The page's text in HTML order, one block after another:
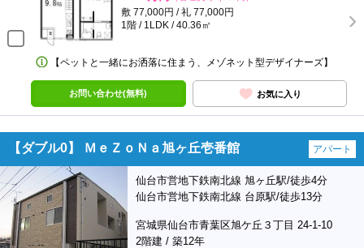
敷 77,000円 / 礼 77,000円
1階 / 1LDK / 40.36㎡
【ペットと一緒にお洒落に住まう、メゾネット型デザイナーズ】
お問い合わせ(無料) お気に入り
【ダブル0】 ＭｅＺｏＮａ旭ヶ丘壱番館 アパート
仙台市営地下鉄南北線 旭ヶ丘駅/徒歩4分
仙台市営地下鉄南北線 台原駅/徒歩13分
宮城県仙台市青葉区旭ケ丘３丁目 24-1-10
2階建 / 築12年